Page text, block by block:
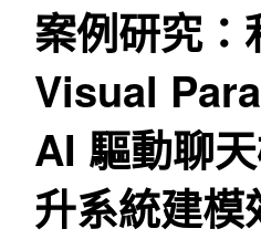
案例研究：
Visual
AI 驅動聊
升系統建模